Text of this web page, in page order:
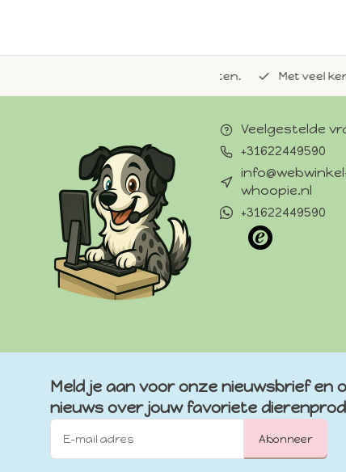
Met veel kennis
Veelgestelde
+31622449590
whoopie.nl
+31622449590
Meld je aan voor onze nieuwsbrief en
nieuws over jouw favoriete
Abonneer